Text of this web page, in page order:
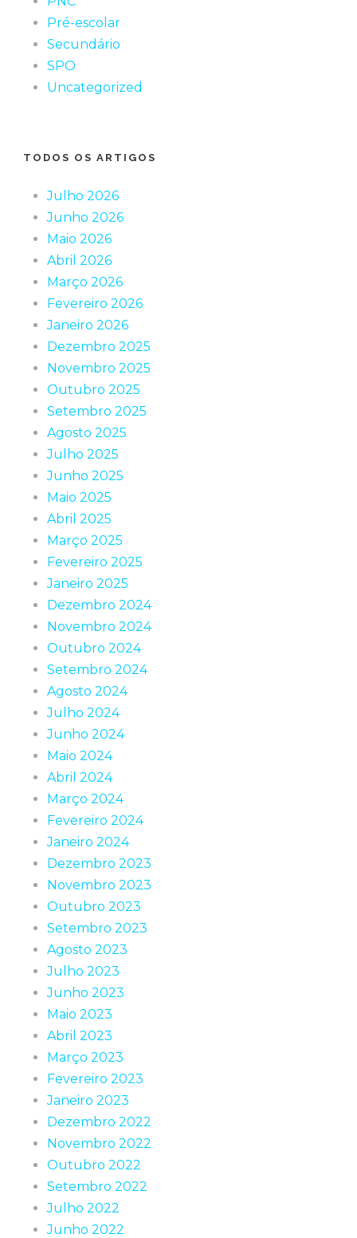
Pré-escolar
Secundário
SPO
Uncategorized
TODOS OS ARTIGOS
Julho 2026
Junho 2026
Maio 2026
Abril 2026
Março 2026
Fevereiro 2026
Janeiro 2026
Dezembro 2025
Novembro 2025
Outubro 2025
Setembro 2025
Agosto 2025
Julho 2025
Junho 2025
Maio 2025
Abril 2025
Março 2025
Fevereiro 2025
Janeiro 2025
Dezembro 2024
Novembro 2024
Outubro 2024
Setembro 2024
Agosto 2024
Julho 2024
Junho 2024
Maio 2024
Abril 2024
Março 2024
Fevereiro 2024
Janeiro 2024
Dezembro 2023
Novembro 2023
Outubro 2023
Setembro 2023
Agosto 2023
Julho 2023
Junho 2023
Maio 2023
Abril 2023
Março 2023
Fevereiro 2023
Janeiro 2023
Dezembro 2022
Novembro 2022
Outubro 2022
Setembro 2022
Julho 2022
Junho 2022